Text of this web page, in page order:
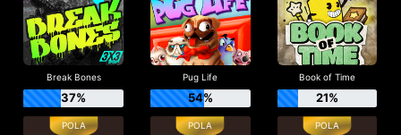
Break Bones
37%
Pug Life
54%
Book of Time
21%